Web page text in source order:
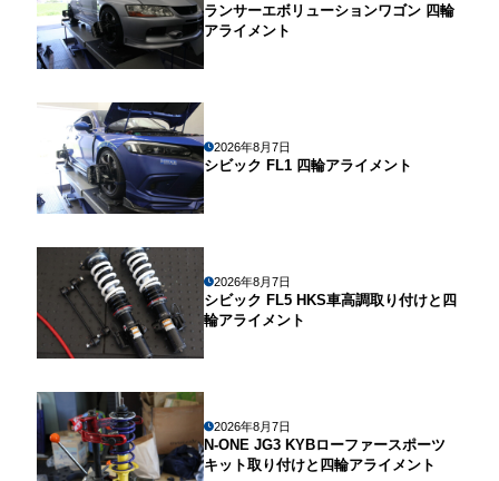
ランサーエボリューションワゴン 四輪
アライメント
2026年8月7日
シビック FL1 四輪アライメント
2026年8月7日
シビック FL5 HKS車高調取り付けと四
輪アライメント
2026年8月7日
N-ONE JG3 KYBローファースポーツ
キット取り付けと四輪アライメント